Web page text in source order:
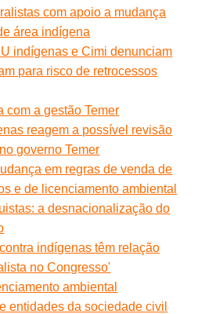
com apoio a mudança
área indígena
indígenas e Cimi denunciam
para risco de retrocessos
com a gestão Temer
reagem a possível revisão
governo Temer
em regras de venda de
e de licenciamento ambiental
a desnacionalização do
indígenas têm relação
no Congresso'
ambiental
entidades da sociedade civil